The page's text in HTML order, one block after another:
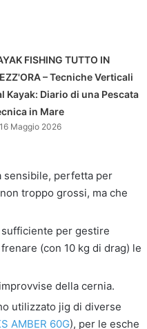
FISHING TUTTO IN
– Tecniche Verticali
Kayak: Diario di una Pescata
in Mare
16 Maggio 2026
sensibile, perfetta per
troppo grossi, ma che
per gestire
(con 10 kg di drag) le
della cernia.
utilizzato jig di diverse
AMBER 60G), per le esche